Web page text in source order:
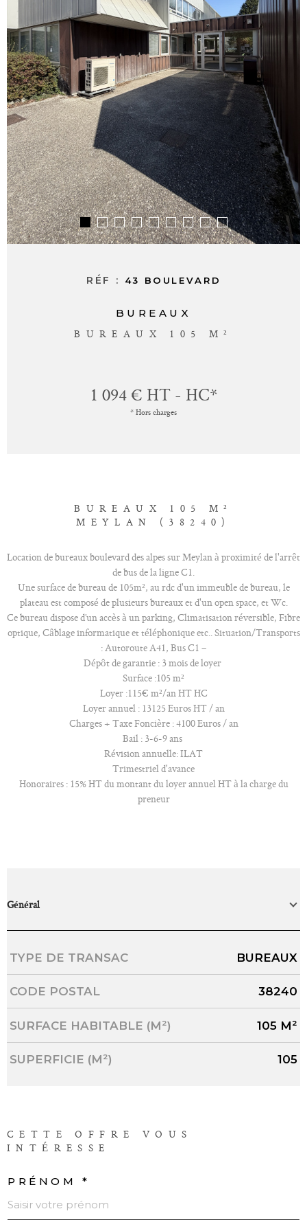
ALERTE E-
CONTACT
RÉF : 43 BOULEVARD
BUREAUX
BUREAUX 105 M²
1 094 € HT - HC*
* Hors charges
BUREAUX 105 M²
MEYLAN (38240)
Location de bureaux boulevard des alpes sur Meylan à proximité de l'arrêt
de bus de la ligne C1.
Une surface de bureau de 105m², au rdc d'un immeuble de bureau, le
plateau est composé de plusieurs bureaux et d'un open space, et Wc.
Ce bureau dispose d’un accès à un parking, Climatisation réversible, Fibre
optique, Câblage informatique et téléphonique etc.. Situation/Transports
: Autoroute A41, Bus C1 –
Dépôt de garantie : 3 mois de loyer
Surface :105 m²
Loyer :115€ m²/an HT HC
Loyer annuel : 13125 Euros HT / an
Charges + Taxe Foncière : 4100 Euros / an
Bail : 3-6-9 ans
Révision annuelle: ILAT
Trimestriel d'avance
Honoraires : 15% HT du montant du loyer annuel HT à la charge du
preneur
Général
Caractérisque Valeurs
TYPE DE TRANSAC BUREAUX
CODE POSTAL 38240
SURFACE HABITABLE (M²) 105 M²
SUPERFICIE (M²) 105
CETTE OFFRE
VOUS
INTÉRESSE
PRÉNOM *